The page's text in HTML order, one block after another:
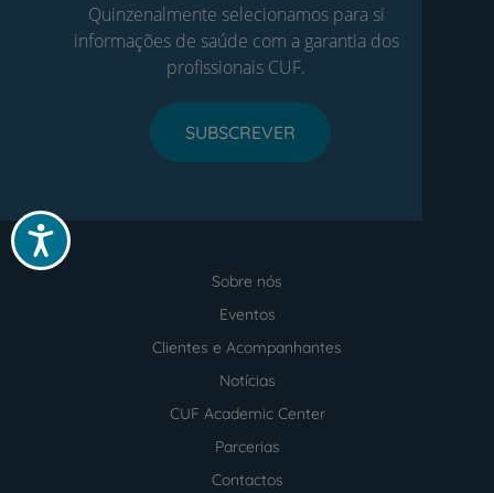
Acessibilidade
Quinzenalmente selecionamos para si
informações de saúde com a garantia dos
profissionais CUF.
SUBSCREVER
Sobre nós
Eventos
Clientes e Acompanhantes
Notícias
CUF Academic Center
Parcerias
Contactos